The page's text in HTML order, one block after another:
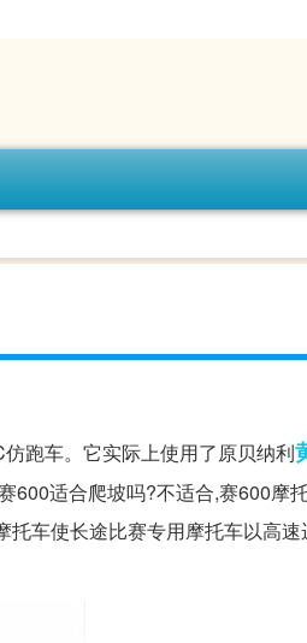
跑车。它实际上使用了原贝纳利
600适合爬坡吗?不适合,赛600摩
车使长途比赛专用摩托车以高